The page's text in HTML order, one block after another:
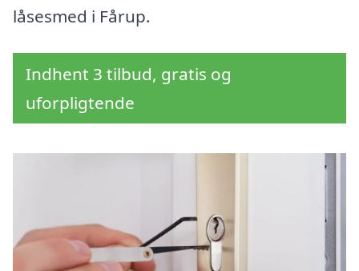
låsesmed i Fårup.
Indhent 3 tilbud, gratis og
uforpligtende